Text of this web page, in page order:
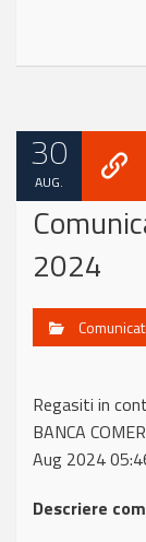
30
AUG.
2024
Regasiti in
BANCA
Aug 2024
Descriere